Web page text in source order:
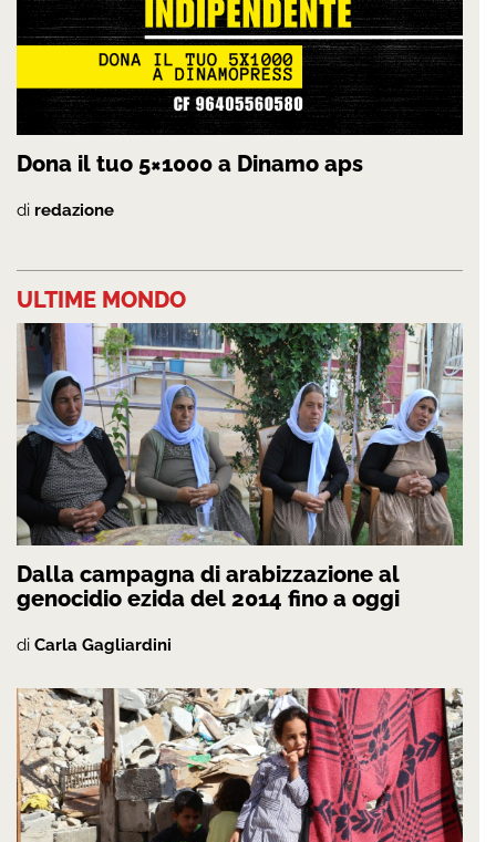
Dona il tuo 5×1000 a Dinamo aps
di redazione
ULTIME MONDO
Dalla campagna di arabizzazione al
genocidio ezida del 2014 fino a oggi
di Carla Gagliardini